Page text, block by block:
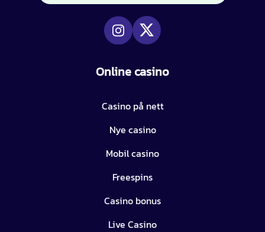
Online casino
Casino på nett
Nye casino
Mobil casino
Freespins
Casino bonus
Live Casino